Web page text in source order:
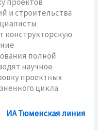
и строительства
конструкторскую
полной
научное
проектных
цикла
ИА Тюменская линия